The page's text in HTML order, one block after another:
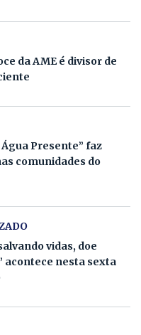
da AME é divisor de
Água Presente” faz
comunidades do
vidas, doe
acontece nesta sexta